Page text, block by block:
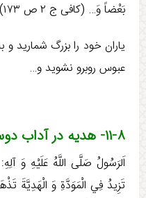
بَعْضاً وَ… (كافی ج ۲ ص ۱۷۳)
ياران خود را بزرگ شماريد و
عبوس روبرو نشويد و…
۱۱-۸- هدیه در آداب دوستی
اَلرَسُولُ صَلَّی اللَّهُ عَلَيْهِ وَ